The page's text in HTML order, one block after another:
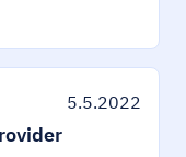
5.5.2022